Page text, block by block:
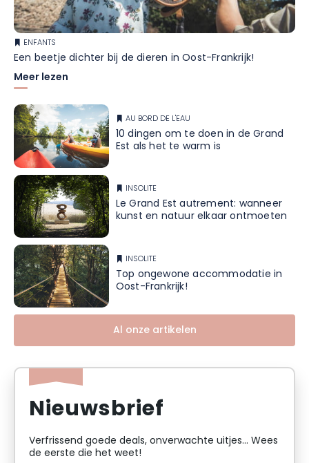
ENFANTS
Een beetje dichter bij de dieren in Oost-Frankrijk!
Meer lezen
AU BORD DE L'EAU
10 dingen om te doen in de Grand
Est als het te warm is
INSOLITE
Le Grand Est autrement: wanneer
kunst en natuur elkaar ontmoeten
INSOLITE
Top ongewone accommodatie in
Oost-Frankrijk!
Al onze artikelen
Nieuwsbrief
Verfrissend goede deals, onverwachte uitjes... Wees
de eerste die het weet!